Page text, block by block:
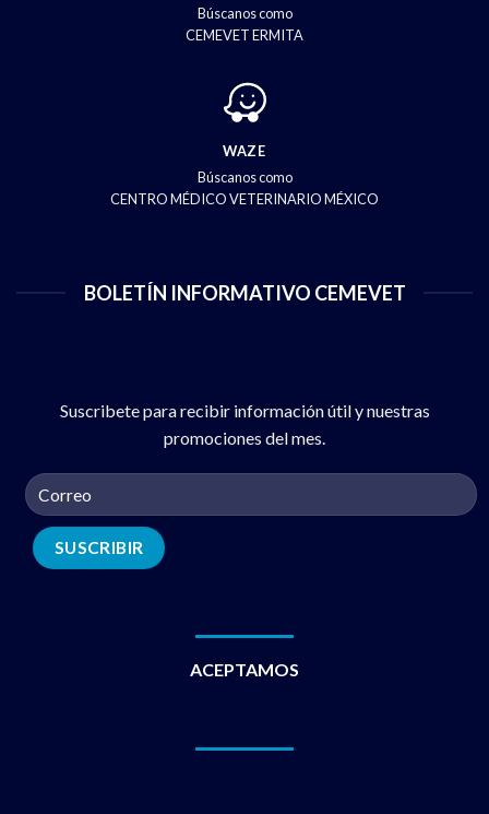
Búscanos como
CEMEVET ERMITA
WAZE
Búscanos como
CENTRO MÉDICO VETERINARIO MÉXICO
BOLETÍN INFORMATIVO CEMEVET
Suscribete para recibir información útil y nuestras
promociones del mes.
ACEPTAMOS